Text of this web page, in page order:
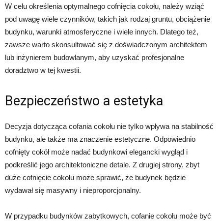
W celu określenia optymalnego cofnięcia cokołu, należy wziąć
pod uwagę wiele czynników, takich jak rodzaj gruntu, obciążenie
budynku, warunki atmosferyczne i wiele innych. Dlatego też,
zawsze warto skonsultować się z doświadczonym architektem
lub inżynierem budowlanym, aby uzyskać profesjonalne
doradztwo w tej kwestii.
Bezpieczeństwo a estetyka
Decyzja dotycząca cofania cokołu nie tylko wpływa na stabilność
budynku, ale także ma znaczenie estetyczne. Odpowiednio
cofnięty cokół może nadać budynkowi elegancki wygląd i
podkreślić jego architektoniczne detale. Z drugiej strony, zbyt
duże cofnięcie cokołu może sprawić, że budynek będzie
wydawał się masywny i nieproporcjonalny.
W przypadku budynków zabytkowych, cofanie cokołu może być